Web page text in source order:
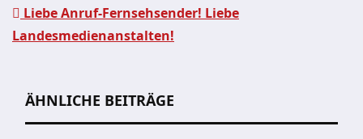
Beitragsnavigation
Liebe Anruf-Fernsehsender! Liebe
Landesmedienanstalten!
ÄHNLICHE BEITRÄGE